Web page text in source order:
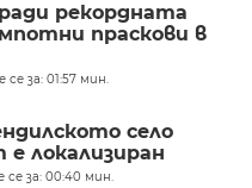
рекордната
праскови в
се за: 01:57 мин.
село
е локализиран
се за: 00:40 мин.